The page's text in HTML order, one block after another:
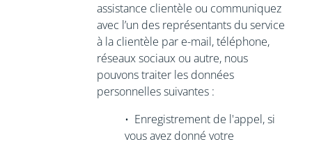
assistance clientèle ou communiquez
avec l’un des représentants du service
à la clientèle par e-mail, téléphone,
réseaux sociaux ou autre, nous
pouvons traiter les données
personnelles suivantes :
• Enregistrement de l'appel,si
vous avez donné votre